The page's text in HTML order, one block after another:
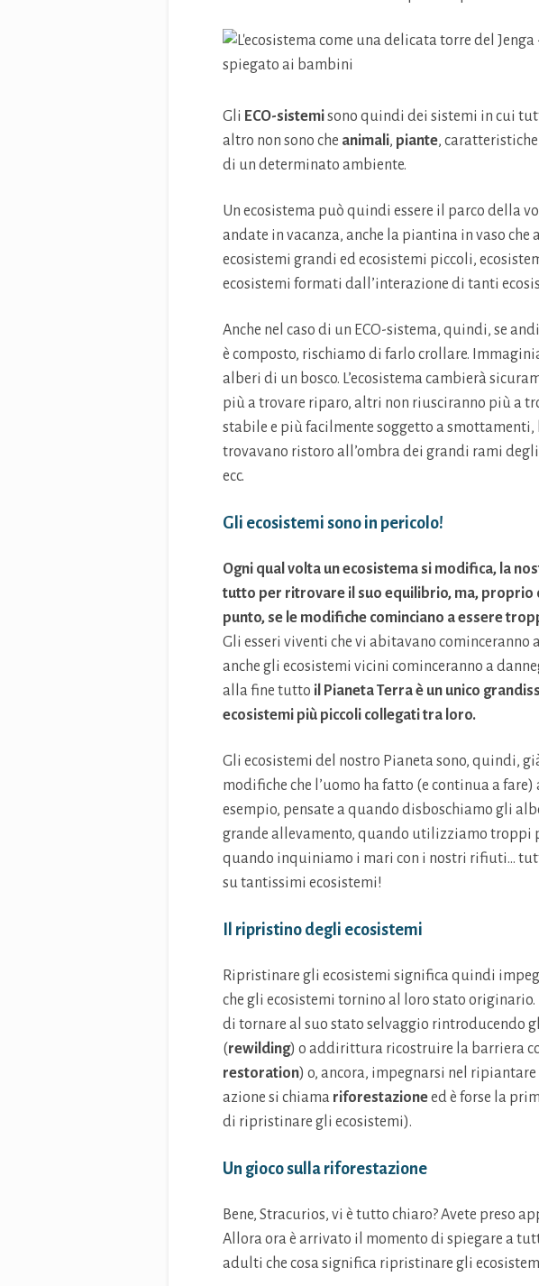
Gli ECO-sistemisono quindi dei sistemi in cui
altro non sono che animali, piante, caratteristiche
di un determinato ambiente.
Un ecosistema può quindi essere il parco della
andate in vacanza, anche la piantina in vaso che
ecosistemi grandi ed ecosistemi piccoli,
ecosistemi formati dall’interazione di tanti
Anche nel caso di un ECO-sistema, quindi, se
è composto, rischiamo di farlo crollare.
alberi di un bosco. L’ecosistema cambierà
più a trovare riparo, altri non riusciranno più a
stabile e più facilmente soggetto a
trovavano ristoro all’ombra dei grandi rami
ecc.
Gli ecosistemi sono in pericolo!
Ogni qual volta un ecosistema si modifica, la
tutto per ritrovare il suo equilibrio, ma, proprio
punto, se le modifiche cominciano a essere
Gli esseri viventi che vi abitavano cominceranno
anche gli ecosistemi vicini cominceranno a
alla fine tutto il Pianeta Terra è un unico
ecosistemi più piccoli collegati tra loro.
Gli ecosistemi del nostro Pianeta sono, quindi,
modifiche che l’uomo ha fatto (e continua a
esempio, pensate a quando disboschiamo gli
grande allevamento, quando utilizziamo troppi
quando inquiniamo i mari con i nostri rifiuti…
su tantissimi ecosistemi!
Il ripristino degli ecosistemi
Ripristinare gli ecosistemi significa quindi
che gli ecosistemi tornino al loro stato
di tornare al suo stato selvaggio rintroducendo
(rewilding) o addirittura ricostruire la barriera
restoration) o, ancora, impegnarsi nel
azione si chiama riforestazioneed è forse la
di ripristinare gli ecosistemi).
Un gioco sulla riforestazione
Bene, Stracurios, vi è tutto chiaro? Avete preso
Allora ora è arrivato il momento di spiegare a
adulti che cosa significa ripristinare gli